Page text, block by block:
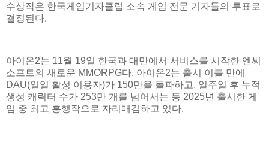
수상작은 한국게임기자클럽 소속 게임 전문 기자들의 투표로
결정된다.
아이온2는 11월 19일 한국과 대만에서 서비스를 시작한 엔씨
소프트의 새로운 MMORPG다. 아이온2는 출시 이틀 만에
DAU(일일 활성 이용자)가 150만을 돌파하고, 일주일 후 누적
생성 캐릭터 수가 253만 개를 넘어서는 등 2025년 출시한 게
임 중 최고 흥행작으로 자리매김하고 있다.